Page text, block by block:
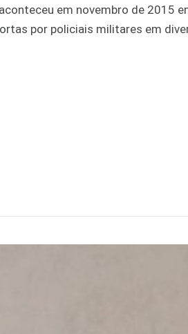
em novembro de 2015
por policiais militares em